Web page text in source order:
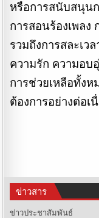
หรือการสนับสนุน
การสอนร้องเพลง
รวมถึงการสละเว
ความรัก ความอบ
การช่วยเหลือทั้งห
ต้องการอย่างต่อเ
ข่าวสาร
ข่าวประชาสัมพันธ์